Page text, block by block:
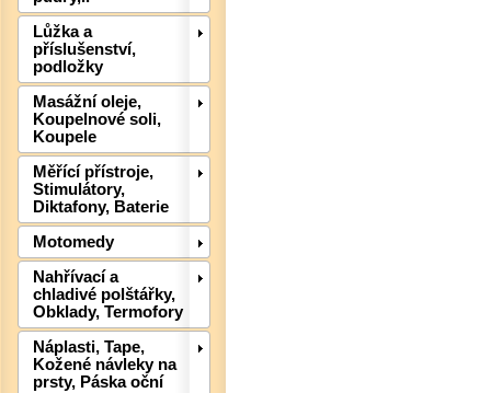
Lůžka a
příslušenství,
podložky
Masážní oleje,
Koupelnové soli,
Koupele
Měřící přístroje,
Stimulátory,
Diktafony, Baterie
Motomedy
Nahřívací a
chladivé polštářky,
Obklady, Termofory
Náplasti, Tape,
Kožené návleky na
prsty, Páska oční